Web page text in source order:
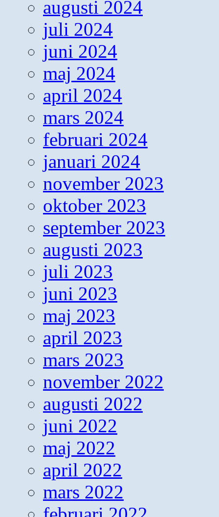
augusti 2024
juli 2024
juni 2024
maj 2024
april 2024
mars 2024
februari 2024
januari 2024
november 2023
oktober 2023
september 2023
augusti 2023
juli 2023
juni 2023
maj 2023
april 2023
mars 2023
november 2022
augusti 2022
juni 2022
maj 2022
april 2022
mars 2022